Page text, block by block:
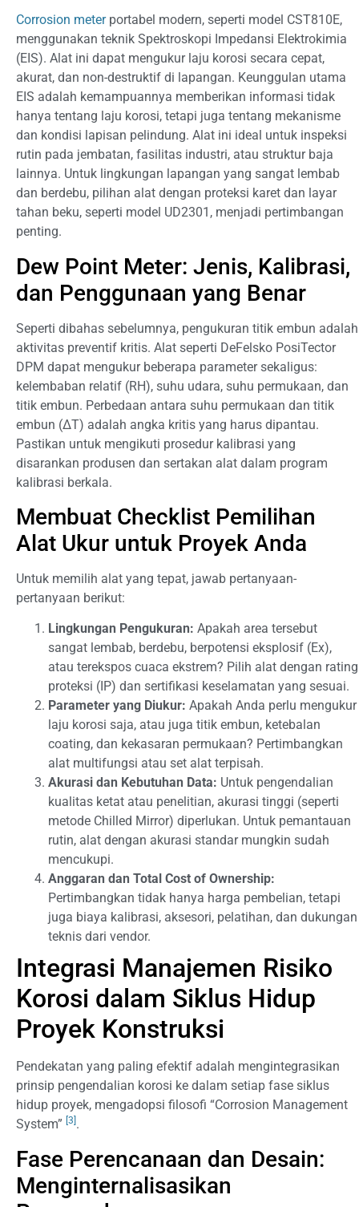
Corrosion meterportabel modern, seperti model CST810E,
menggunakan teknik Spektroskopi Impedansi Elektrokimia
(EIS). Alat ini dapat mengukur laju korosi secara cepat,
akurat, dan non-destruktif di lapangan. Keunggulan utama
EIS adalah kemampuannya memberikan informasi tidak
hanya tentang laju korosi, tetapi juga tentang mekanisme
dan kondisi lapisan pelindung. Alat ini ideal untuk inspeksi
rutin pada jembatan, fasilitas industri, atau struktur baja
lainnya. Untuk lingkungan lapangan yang sangat lembab
dan berdebu, pilihan alat dengan proteksi karet dan layar
tahan beku, seperti model UD2301, menjadi pertimbangan
penting.
Dew Point Meter: Jenis, Kalibrasi,
dan Penggunaan yang Benar
Seperti dibahas sebelumnya, pengukuran titik embun adalah
aktivitas preventif kritis. Alat seperti DeFelsko PosiTector
DPM dapat mengukur beberapa parameter sekaligus:
kelembaban relatif (RH), suhu udara, suhu permukaan, dan
titik embun. Perbedaan antara suhu permukaan dan titik
embun (ΔT) adalah angka kritis yang harus dipantau.
Pastikan untuk mengikuti prosedur kalibrasi yang
disarankan produsen dan sertakan alat dalam program
kalibrasi berkala.
Membuat Checklist Pemilihan
Alat Ukur untuk Proyek Anda
Untuk memilih alat yang tepat, jawab pertanyaan-
pertanyaan berikut:
Lingkungan Pengukuran: Apakah area tersebut
sangat lembab, berdebu, berpotensi eksplosif (Ex),
atau terekspos cuaca ekstrem? Pilih alat dengan rating
proteksi (IP) dan sertifikasi keselamatan yang sesuai.
Parameter yang Diukur: Apakah Anda perlu mengukur
laju korosi saja, atau juga titik embun, ketebalan
coating, dan kekasaran permukaan? Pertimbangkan
alat multifungsi atau set alat terpisah.
Akurasi dan Kebutuhan Data: Untuk pengendalian
kualitas ketat atau penelitian, akurasi tinggi (seperti
metode Chilled Mirror) diperlukan. Untuk pemantauan
rutin, alat dengan akurasi standar mungkin sudah
mencukupi.
Anggaran dan Total Cost of Ownership:
Pertimbangkan tidak hanya harga pembelian, tetapi
juga biaya kalibrasi, aksesori, pelatihan, dan dukungan
teknis dari vendor.
Integrasi Manajemen Risiko
Korosi dalam Siklus Hidup
Proyek Konstruksi
Pendekatan yang paling efektif adalah mengintegrasikan
prinsip pengendalian korosi ke dalam setiap fase siklus
hidup proyek, mengadopsi filosofi “Corrosion Management
System” [3] .
Fase Perencanaan dan Desain:
Menginternalisasikan